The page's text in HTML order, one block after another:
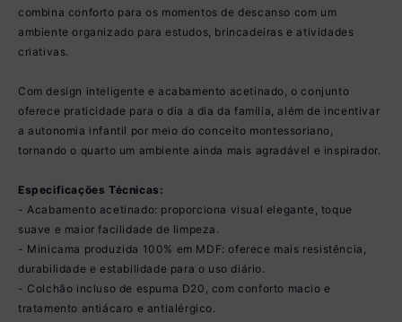
combina conforto para os momentos de descanso com um
ambiente organizado para estudos, brincadeiras e atividades
criativas.
Com design inteligente e acabamento acetinado, o conjunto
oferece praticidade para o dia a dia da família, além de incentivar
a autonomia infantil por meio do conceito montessoriano,
tornando o quarto um ambiente ainda mais agradável e inspirador.
Especificações Técnicas:
- Acabamento acetinado: proporciona visual elegante, toque
suave e maior facilidade de limpeza.
- Minicama produzida 100% em MDF: oferece mais resistência,
durabilidade e estabilidade para o uso diário.
- Colchão incluso de espuma D20, com conforto macio e
tratamento antiácaro e antialérgico.